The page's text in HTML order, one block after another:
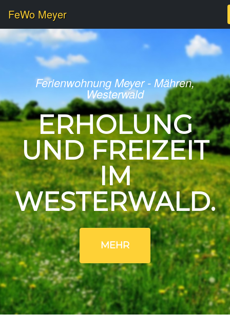
FeWo Meyer
Ferienwohnung Meyer - Mähren,
Westerwald
ERHOLUNG
UND FREIZEIT
IM
WESTERWALD.
MEHR